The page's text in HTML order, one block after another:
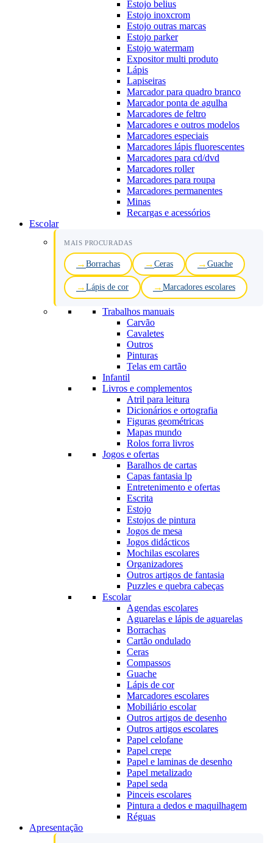
Estojo belius
Estojo inoxcrom
Estojo outras marcas
Estojo parker
Estojo watermam
Expositor multi produto
Lápis
Lapiseiras
Marcador para quadro branco
Marcador ponta de agulha
Marcadores de feltro
Marcadores e outros modelos
Marcadores especiais
Marcadores lápis fluorescentes
Marcadores para cd/dvd
Marcadores roller
Marcadores para roupa
Marcadores permanentes
Minas
Recargas e acessórios
Escolar
MAIS PROCURADAS
Borrachas Ceras Guache
Lápis de cor Marcadores escolares
Trabalhos manuais
Carvão
Cavaletes
Outros
Pinturas
Telas em cartão
Infantil
Livros e complementos
Atril para leitura
Dicionários e ortografia
Figuras geométricas
Mapas mundo
Rolos forra livros
Jogos e ofertas
Baralhos de cartas
Capas fantasia lp
Entretenimento e ofertas
Escrita
Estojo
Estojos de pintura
Jogos de mesa
Jogos didácticos
Mochilas escolares
Organizadores
Outros artigos de fantasia
Puzzles e quebra cabeças
Escolar
Agendas escolares
Aguarelas e lápis de aguarelas
Borrachas
Cartão ondulado
Ceras
Compassos
Guache
Lápis de cor
Marcadores escolares
Mobiliário escolar
Outros artigos de desenho
Outros artigos escolares
Papel celofane
Papel crepe
Papel e laminas de desenho
Papel metalizado
Papel seda
Pinceis escolares
Pintura a dedos e maquilhagem
Réguas
Apresentação